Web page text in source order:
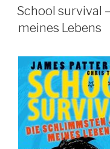
AM
School survival
meines Lebens